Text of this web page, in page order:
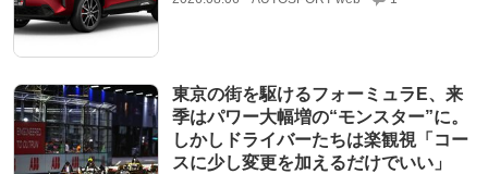
東京の街を駆けるフォーミュラE、来
季はパワー大幅増の“モンスター”に。
しかしドライバーたちは楽観視「コー
スに少し変更を加えるだけでいい」